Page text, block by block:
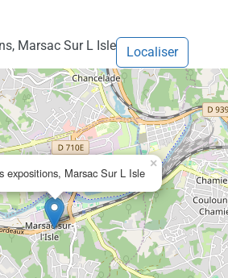
Marsac Sur L Isle Localiser
expositions, Marsac Sur L Isle
×